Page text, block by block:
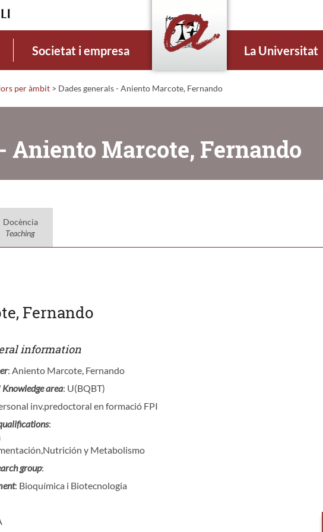
Societat i empresa La Universitat
per àmbit > Dades generals - Aniento Marcote, Fernando
Aniento Marcote, Fernando
Docència
Teaching
Fernando
information
: Aniento Marcote, Fernando
Knowledge area: U(BQBT)
inv.predoctoral en formació FPI
:
y Metabolismo
group:
: Bioquímica i Biotecnologia